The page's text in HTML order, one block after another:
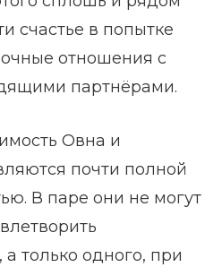
счастье в попытке
отношения с
партнёрами.
Овна и
почти полной
В паре они не могут
а только одного, при